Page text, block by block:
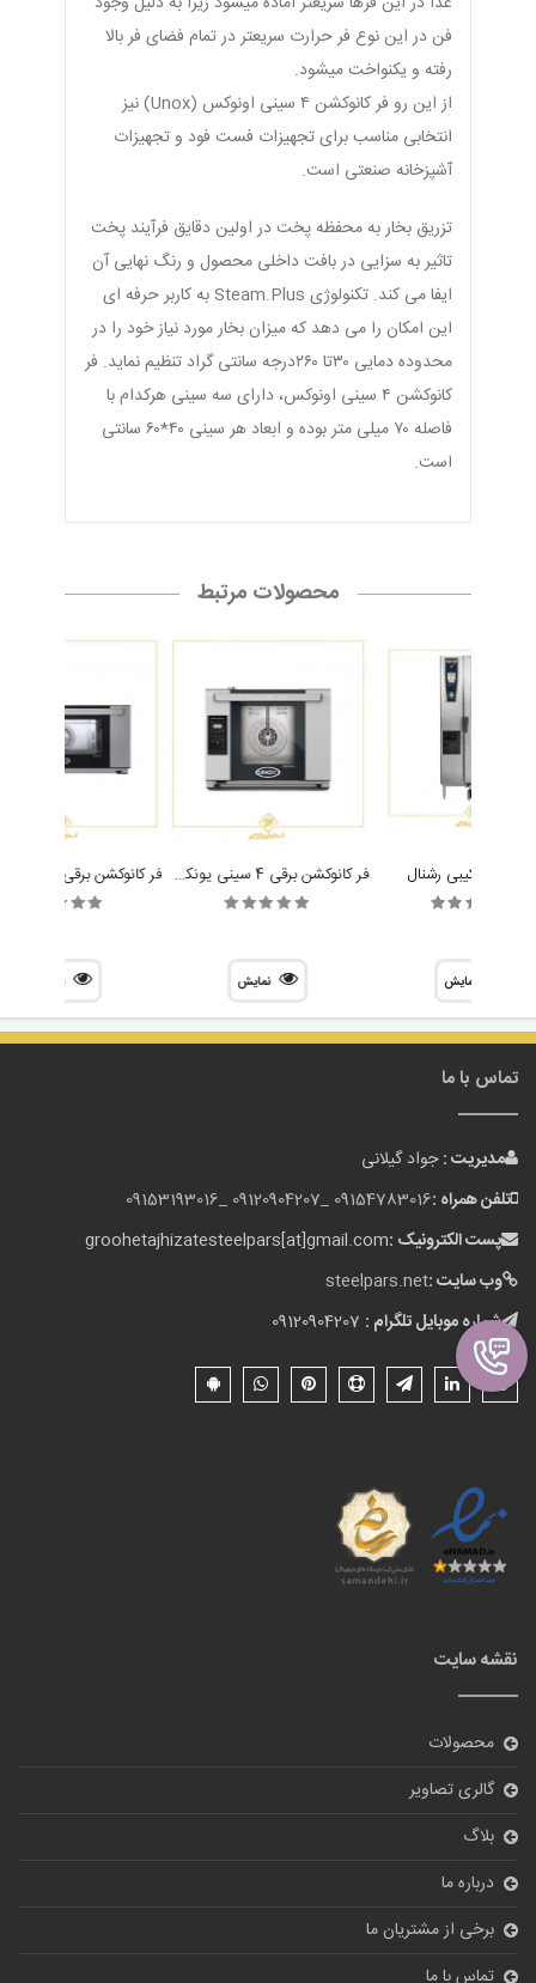
فن در این نوع فر حرارت سریعتر در تمام فضای فر بالا
رفته و یکنواخت می‎شود.
از این رو فر کانوکشن ۴ سینی اونوکس (Unox) نیز
انتخابی مناسب برای تجهیزات فست فود و تجهیزات
آشپزخانه صنعتی است.
تزریق بخار به محفظه پخت در اولین دقایق فرآیند پخت
تاثیر به سزایی در بافت داخلی محصول و رنگ نهایی آن
ایفا می کند. تکنولوژی Steam.Plus به کاربر حرفه ای
این امکان را می دهد که میزان بخار مورد نیاز خود را در
محدوده دمایی ۳۰تا ۲۶۰درجه سانتی گراد تنظیم نماید. فر
کانوکشن ۴ سینی اونوکس، دارای سه سینی هرکدام با
فاصله ۷۰ میلی متر بوده و ابعاد هر سینی ۴۰*۶۰ سانتی
است.
محصولات مرتبط
پخت ترکیبی رشنال
نمایش
فر کانوکشن برقی 4 سینی یونکس Unox ARIANNA XEFT-04HS-ELDV
نمایش
تماس با ما
مدیریت :جواد گیلانی
تلفن همراه :09154783016 _
09120904207 _
09153193016
پست الکترونیک :groohetajhizatesteelpars[at]gmail.com
وب سایت :steelpars.net
شماره موبایل تلگرام :
نقشه سایت
محصولات
گالری تصاویر
بلاگ
درباره ما
برخی از مشتریان ما